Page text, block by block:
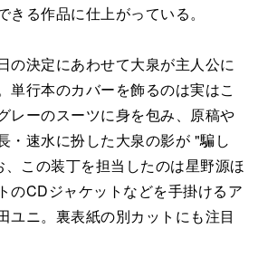
る作品に仕上がっている。
の決定にあわせて大泉が主人公に
単行本のカバーを飾るのは実はこ
レーのスーツに身を包み、原稿や
・速水に扮した大泉の影が "騙し
この装丁を担当したのは星野源ほ
のCDジャケットなどを手掛けるア
ユニ。裏表紙の別カットにも注目